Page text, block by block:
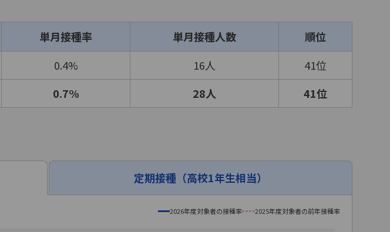
単月接種率 単月接種人数
順位
0.4% 16人
41位
0.7% 28人 41位
定期接種（高校1年生相当）
2026年度対象者の接種率
2025年度対象者の前年接種率